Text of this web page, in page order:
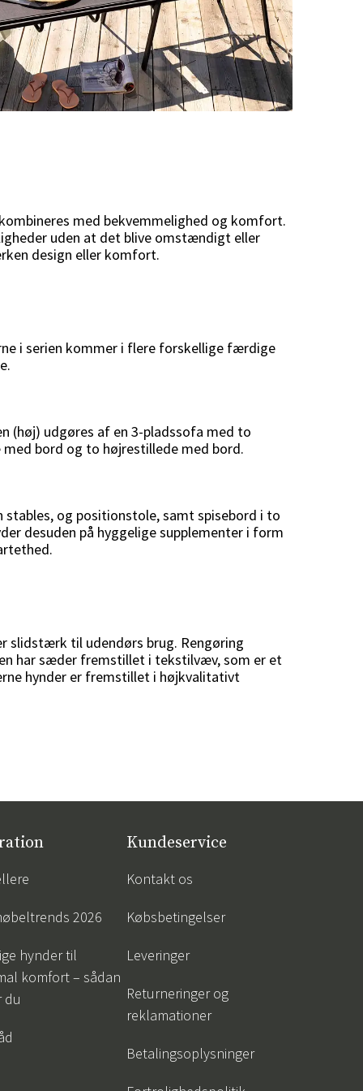
med bekvemmelighed og komfort.
uden at det blive omstændigt eller
design eller komfort.
i serien kommer i flere forskellige færdige
(høj) udgøres af en 3-pladssofa med to
bord og to højrestillede med bord.
og positionstole, samt spisebord i to
desuden på hyggelige supplementer i form
slidstærk til udendørs brug. Rengøring
har sæder fremstillet i tekstilvæv, som er et
hynder er fremstillet i højkvalitativt
2026
hynder til
komfort – sådan
du
Kundeservice
Kontakt os
Købsbetingelser
Leveringer
Returneringer og
reklamationer
Betalingsoplysninger